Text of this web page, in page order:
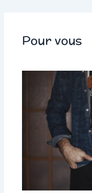
Pour vous